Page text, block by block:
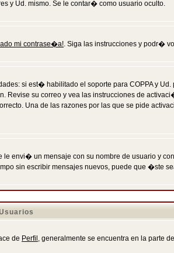
y Ud. mismo. Se le contar� como usuario oculto.
mi contrase�a!. Siga las instrucciones y podr�
si est� habilitado el soporte para COPPA y
su correo y vea las instrucciones de
Una de las razones por las que se pide
envi� un mensaje con su nombre de usuario y
sin escribir mensajes nuevos, puede que �ste
de Perfil , generalmente se encuentra en la parte